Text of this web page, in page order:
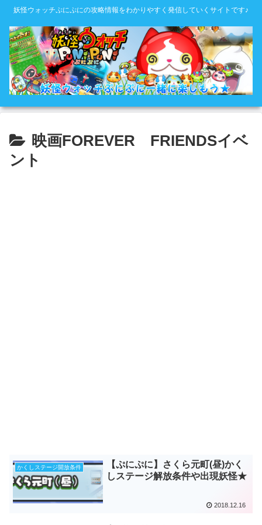
妖怪ウォッチぷにぷにの攻略情報をわかりやすく発信していくサイトです♪
映画FOREVER FRIENDSイベ
ント
かくしステージ開放条件
【ぷにぷに】さくら元町(昼)かく
しステージ解放条件や出現妖怪★
2018.12.16